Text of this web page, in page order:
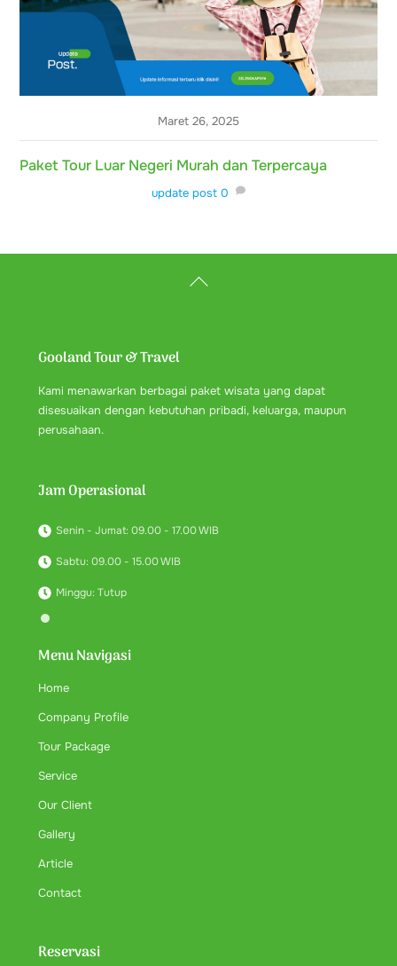
Maret 26, 2025
Paket Tour Luar Negeri Murah dan Terpercaya
update post 0
Gooland Tour & Travel
Kami menawarkan berbagai paket wisata yang dapat
disesuaikan dengan kebutuhan pribadi, keluarga, maupun
perusahaan.
Jam Operasional
Senin - Jumat: 09.00 - 17.00 WIB
Sabtu: 09.00 - 15.00 WIB
Minggu: Tutup
Menu Navigasi
Home
Company Profile
Tour Package
Service
Our Client
Gallery
Article
Contact
Reservasi
Back